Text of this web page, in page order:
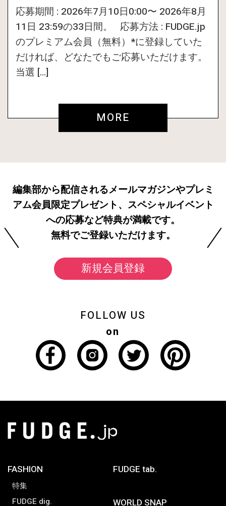
応募期間 : 2026年7月10日0:00〜 2026年8月
11日 23:59の33日間。 応募方法 : FUDGE.jp
のプレミアム会員（無料）*に登録していた
だければ、どなたでもご応募いただけます。
当選 […]
MORE
編集部から配信されるメールマガジンやプレミ
アム会員限定プレゼント、スペシャルイベント
への応募など特典が満載です。
無料でご登録いただけます。
新規会員登録
FOLLOW US
on
FASHION
特集
FUDGE dig.
FUDGE tab.
WORLD SNAP